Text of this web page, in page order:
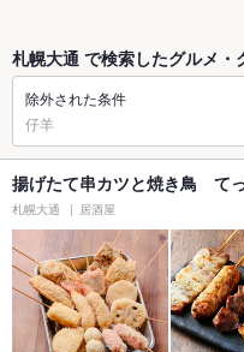
札幌大通 で検索したグルメ・
除外された条件
仔羊
揚げたて串カツと焼き鳥 て
札幌大通 居酒屋